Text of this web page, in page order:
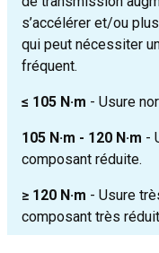
s’accélérer et/ou
qui peut nécessiter
fréquent.
≤ 105 N·m - Usure
105 N·m - 120 N·m -
composant réduite.
≥ 120 N·m - Usure
composant très